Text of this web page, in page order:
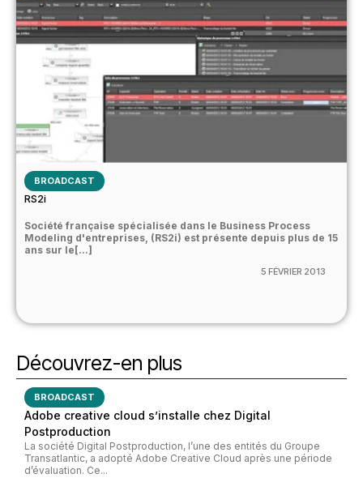
BROADCAST
RS2i
Société française spécialisée dans le Business Process
Modeling d'entreprises, (RS2i) est présente depuis plus de 15
ans sur le[...]
5 FÉVRIER 2013
Découvrez-en plus
BROADCAST
Adobe creative cloud s’installe chez Digital
Postproduction
La société Digital Postproduction, l’une des entités du Groupe
Transatlantic, a adopté Adobe Creative Cloud après une période
d’évaluation. Ce...